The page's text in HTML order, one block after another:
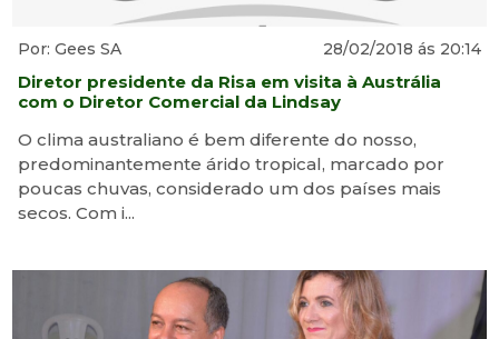
Por: Gees SA 28/02/2018 ás 20:14
Diretor presidente da Risa em visita à Austrália
com o Diretor Comercial da Lindsay
O clima australiano é bem diferente do nosso,
predominantemente árido tropical, marcado por
poucas chuvas, considerado um dos países mais
secos. Com i...